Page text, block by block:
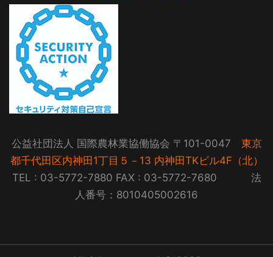
公益社団法人 国際農林業協働協会 〒101-0047 東京
都千代田区内神田1丁目５－13 内神田TKビル4F（北）
TEL : 03-5772-7880 FAX : 03-5772-7680 法
人番号：8010405002616